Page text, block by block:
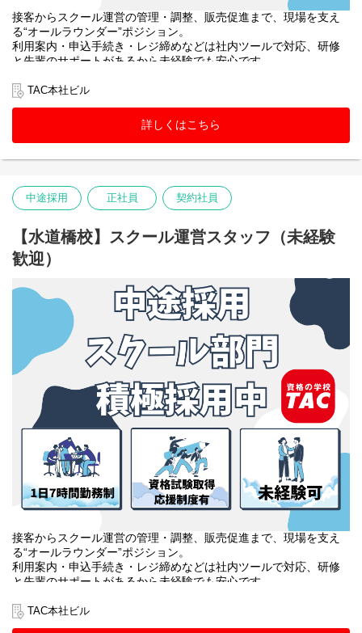
接客からスクール運営の管理・調整、販売促進まで、現場を支え
る“オールラウンダー”ポジション。
利用案内・申込手続き・レジ締めなどは社内ツールで対応、研修
と先輩のサポートがあるから未経験でも安心です。
に加え、SNS運用や大学への提案、受講相談まで幅広く挑戦でき
TAC本社ビル
詳しくはこちら
中途採用 正社員 契約社員
【水道橋校】スクール運営スタッフ（未経験
歓迎）
接客からスクール運営の管理・調整、販売促進まで、現場を支え
る“オールラウンダー”ポジション。
利用案内・申込手続き・レジ締めなどは社内ツールで対応、研修
と先輩のサポートがあるから未経験でも安心です。
に加え、SNS運用や大学への提案、受講相談まで幅広く挑戦でき
ます。
TAC本社ビル